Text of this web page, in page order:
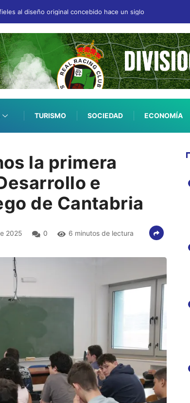
al diseño original concebido hace un siglo
TURISMO SOCIEDAD ECONOMÍA
la primera
e
de Cantabria
2025 0 6 minutos de lectura